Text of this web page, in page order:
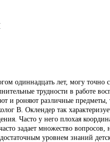
одиннадцать лет, могу точно
трудности в работе
и роняют различные
В. Оклендер так
Часто у него плохая
задает множество
уровнем знаний